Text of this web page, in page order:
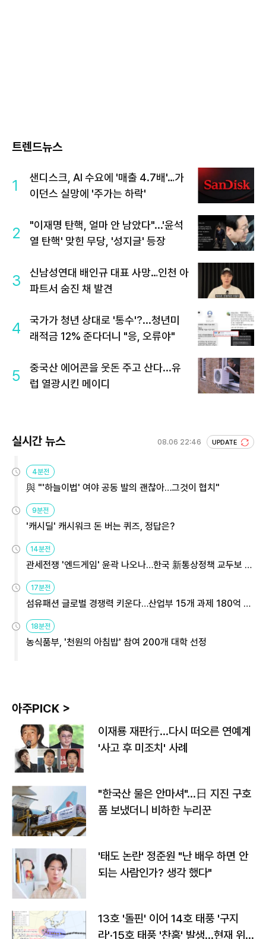
트렌드뉴스
1
샌디스크, AI 수요에 '매출 4.7배'…가
이던스 실망에 '주가는 하락'
2
"이재명 탄핵, 얼마 안 남았다"...'윤석
열 탄핵' 맞힌 무당, '성지글' 등장
3
신남성연대 배인규 대표 사망…인천 아
파트서 숨진 채 발견
4
국가가 청년 상대로 '통수'?...청년미
래적금 12% 준다더니 "응, 오류야"
5
중국산 에어콘을 웃돈 주고 산다...유
럽 열광시킨 메이디
실시간 뉴스 08.06 22:46 UPDATE
4분전
與 "'하늘이법' 여야 공동 발의 괜찮아…그것이 협치"
9분전
'캐시딜' 캐시워크 돈 버는 퀴즈, 정답은?
14분전
관세전쟁 '엔드게임' 윤곽 나오나…한국 新통상정책 교두보 활
용해야
17분전
섬유패션 글로벌 경쟁력 키운다…산업부 15개 과제 180억 지
원
18분전
농식품부, '천원의 아침밥' 참여 200개 대학 선정
아주PICK >
이재룡 재판行…다시 떠오른 연예계
'사고 후 미조치' 사례
"한국산 물은 안마셔"…日 지진 구호
품 보냈더니 비하한 누리꾼
'태도 논란' 정준원 "난 배우 하면 안
되는 사람인가? 생각 했다"
13호 '돌핀' 이어 14호 태풍 '구지
라'·15호 태풍 '찬홈' 발생…현재 위